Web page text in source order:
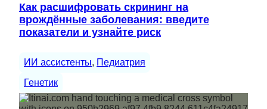
Как расшифровать скрининг на
врождённые заболевания: введите
показатели и узнайте риск
ИИ ассистенты, Педиатрия
Генетик